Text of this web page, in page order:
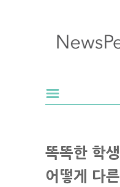
똑똑한 학
어떻게 다